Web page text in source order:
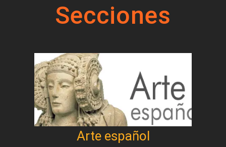
Secciones
Arte español